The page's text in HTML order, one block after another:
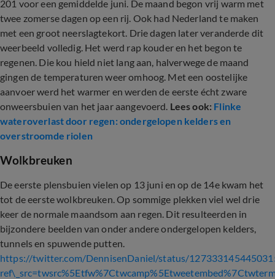
201 voor een gemiddelde juni. De maand begon vrij warm met
twee zomerse dagen op een rij. Ook had Nederland te maken
met een groot neerslagtekort. Drie dagen later veranderde dit
weerbeeld volledig. Het werd rap kouder en het begon te
regenen. Die kou hield niet lang aan, halverwege de maand
gingen de temperaturen weer omhoog. Met een oostelijke
aanvoer werd het warmer en werden de eerste écht zware
onweersbuien van het jaar aangevoerd. Lees ook: Flinke
wateroverlast door regen: ondergelopen kelders en
overstroomde riolen
Wolkbreuken
De eerste plensbuien vielen op 13 juni en op de 14e kwam het
tot de eerste wolkbreuken. Op sommige plekken viel wel drie
keer de normale maandsom aan regen. Dit resulteerden in
bijzondere beelden van onder andere ondergelopen kelders,
tunnels en spuwende putten.
https://twitter.com/DennisenDaniel/status/